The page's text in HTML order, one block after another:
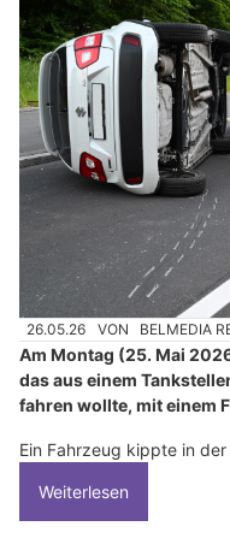
26.05.26 VON BELMEDIA
Am Montag (25. Mai
das aus einem
fahren wollte, mit einem
Ein Fahrzeug kippte in
Weiterlesen